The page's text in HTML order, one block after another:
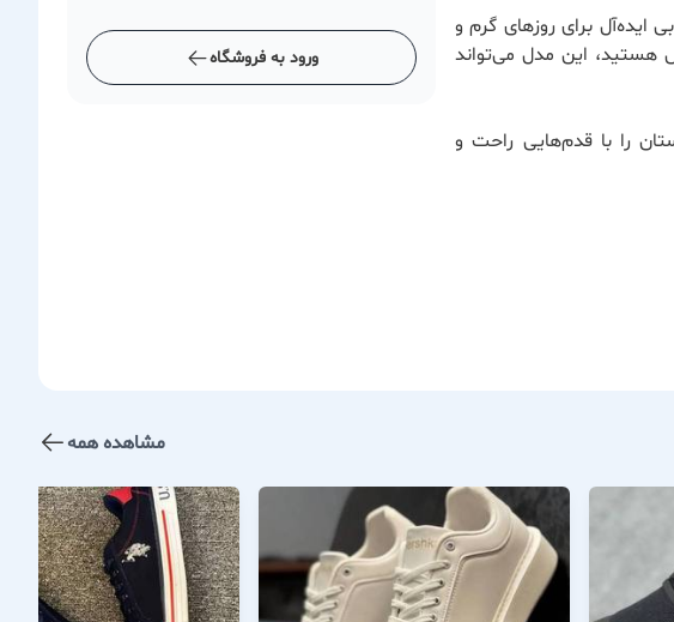
ایده‌آل برای روزهای گرم و
هستید، این مدل می‌تواند
را با قدم‌هایی راحت و
ورود به فروشگاه
مشاهده همه